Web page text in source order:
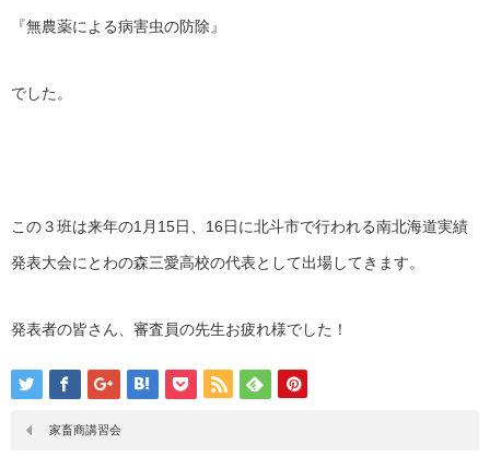
『無農薬による病害虫の防除』
でした。
この３班は来年の1月15日、16日に北斗市で行われる南北海道実績
発表大会にとわの森三愛高校の代表として出場してきます。
発表者の皆さん、審査員の先生お疲れ様でした！
家畜商講習会